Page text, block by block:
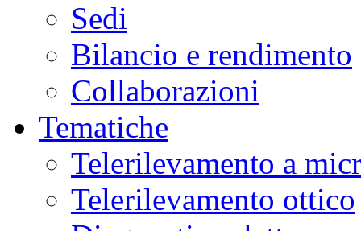
Sedi
Bilancio e rendimento
Collaborazioni
Tematiche
Telerilevamento a
Telerilevamento ottico